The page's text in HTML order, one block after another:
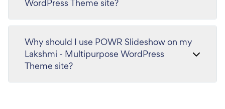
WordPress Theme site?
Why should I use POWR Slideshow on my
Lakshmi - Multipurpose WordPress
Theme site?